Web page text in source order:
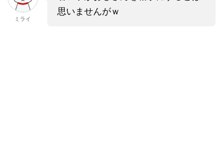
ミライ
思いませんがｗ